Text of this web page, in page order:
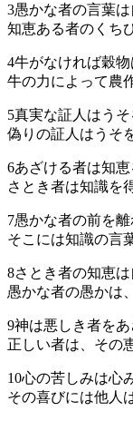
3愚かな者の言葉は
知恵ある者のくち
4牛がなければ穀物
牛の力によって農
5真実な証人はうそ
偽りの証人はうそ
6あざける者は知恵
さとき者は知識を
7愚かな者の前を離
そこには知識の言
8さとき者の知恵
愚かな者の愚かは
9神は悪しき者をあ
正しい者は、その
10心の苦しみは心
その喜びには他人